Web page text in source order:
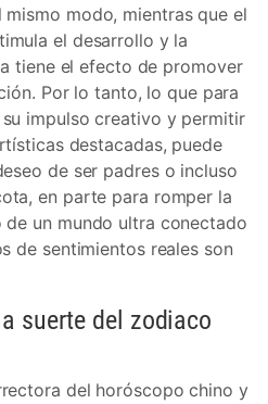
modo, mientras que el
el desarrollo y la
tiene el efecto de promover
Por lo tanto, lo que para
impulso creativo y permitir
destacadas, puede
de ser padres o incluso
en parte para romper la
de un mundo ultra conectado
de sentimientos reales son
suerte del zodiaco
del horóscopo chino y